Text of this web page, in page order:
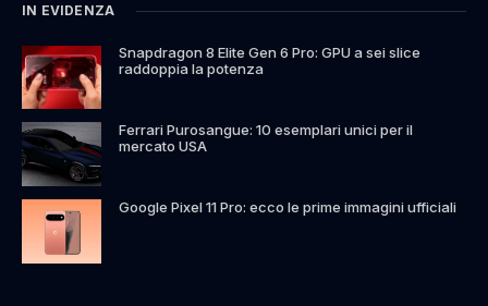
IN EVIDENZA
Snapdragon 8 Elite Gen 6 Pro: GPU a sei slice
raddoppia la potenza
Ferrari Purosangue: 10 esemplari unici per il
mercato USA
Google Pixel 11 Pro: ecco le prime immagini ufficiali